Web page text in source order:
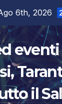
6th, 2026
il